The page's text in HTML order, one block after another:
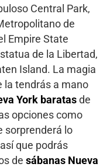
Central Park,
de
Empire State
de la Libertad,
Island. La magia
la tendrás a mano
York baratas de
opciones como
sorprenderá lo
que podrás
de sábanas Nueva